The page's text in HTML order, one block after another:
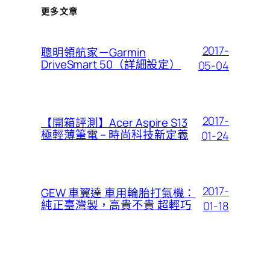
更多文章
聰明領航家－Garmin
DriveSmart 50（詳細設定）
2017-
05-04
【開箱評測】Acer Aspire S13
極輕薄筆電 – 時尚科技新定義
2017-
01-24
GEW 車翼達 車用輪胎打氣機：
純正臺灣製，高貴不貴 超輕巧
2017-
01-18